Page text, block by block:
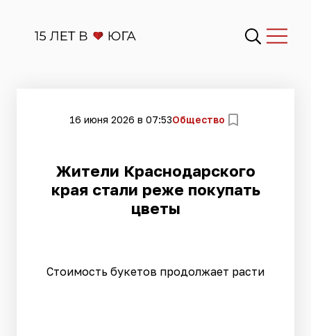
16 июня 2026 в 07:53Общество
Жители Краснодарского
края стали реже покупать
цветы
Стоимость букетов продолжает расти